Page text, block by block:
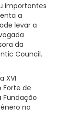
importantes
a
levar a
da
Council.
XVI
Forte de
Fundação
na